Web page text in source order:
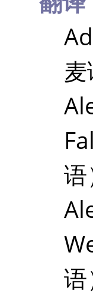
麦
语
语